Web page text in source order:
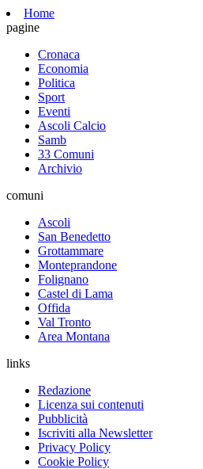
Home
pagine
Cronaca
Economia
Politica
Sport
Eventi
Ascoli Calcio
Samb
33 Comuni
Archivio
comuni
Ascoli
San Benedetto
Grottammare
Monteprandone
Folignano
Castel di Lama
Offida
Val Tronto
Area Montana
links
Redazione
Licenza sui contenuti
Pubblicità
Iscriviti alla Newsletter
Privacy Policy
Cookie Policy